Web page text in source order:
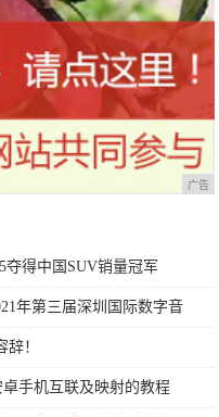
广告
夺得中国SUV销量冠军
年第三届深圳国际数字音
！
手机互联及映射的教程